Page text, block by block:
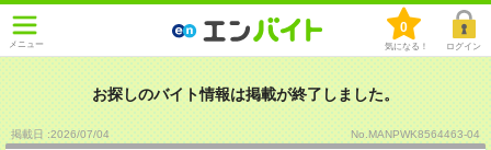
メニュー
0
気になる！ ログイン
お探しのバイト情報は掲載が終了しました。
掲載日 :2026/07/04 No.MANPWK8564463-04